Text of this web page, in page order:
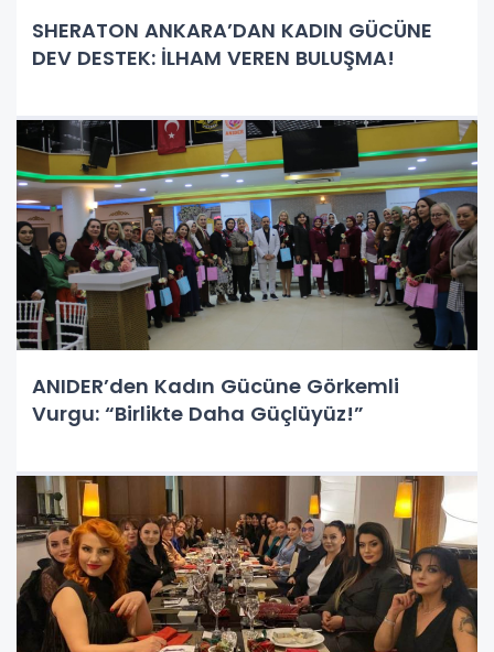
SHERATON ANKARA’DAN KADIN GÜCÜNE
DEV DESTEK: İLHAM VEREN BULUŞMA!
ANIDER’den Kadın Gücüne Görkemli
Vurgu: “Birlikte Daha Güçlüyüz!”